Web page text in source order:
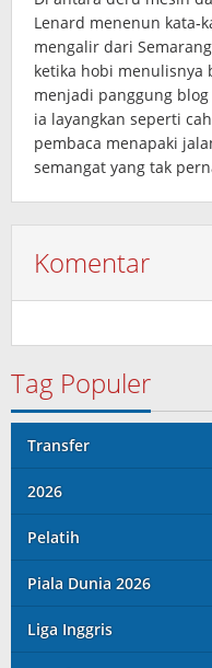
Lenard menenun
mengalir dari
ketika hobi
menjadi panggung
ia layangkan seperti
pembaca menapaki
semangat yang tak
Komentar
Tag Populer
Transfer
2026
Pelatih
Piala Dunia 2026
Liga Inggris